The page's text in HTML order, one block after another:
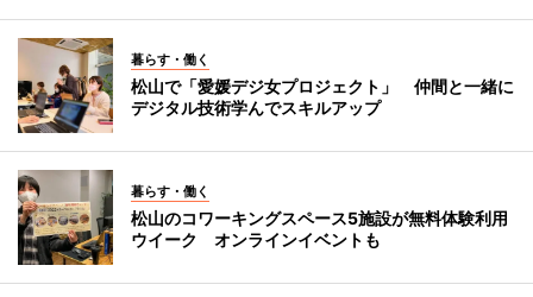
暮らす・働く
松山で「愛媛デジ女プロジェクト」 仲間と一緒に
デジタル技術学んでスキルアップ
暮らす・働く
松山のコワーキングスペース5施設が無料体験利用
ウイーク オンラインイベントも